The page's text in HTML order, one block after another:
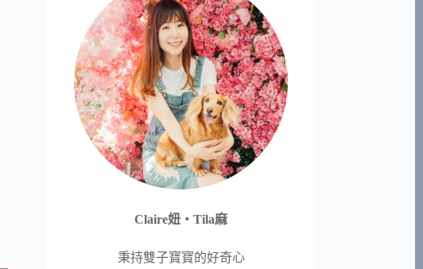
Claire妞‧Tila麻
秉持雙子寶寶的好奇心